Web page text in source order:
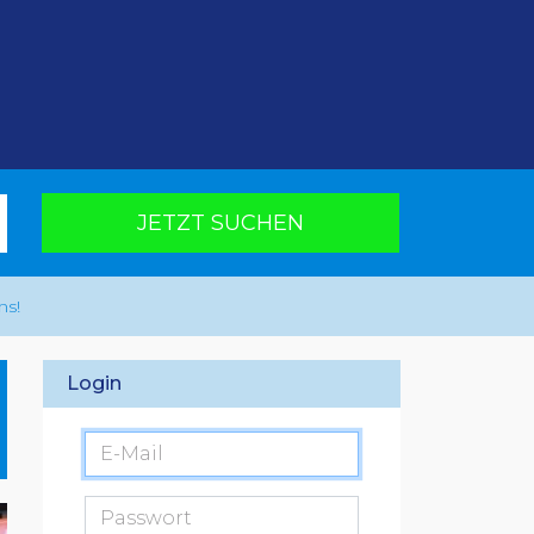
JETZT SUCHEN
Login